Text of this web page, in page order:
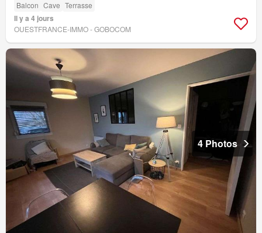
Balcon Cave Terrasse
Il y a 4 jours
OUESTFRANCE-IMMO - GOBOCOM
4 Photos